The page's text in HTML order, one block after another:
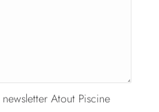
Atout Piscine